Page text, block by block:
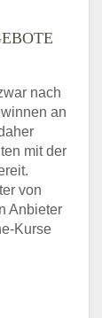
nach
an
mit der
von
Anbieter
Kurse